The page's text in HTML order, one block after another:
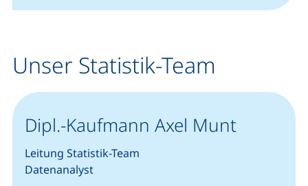
Unser Statistik-Team
Dipl.-Kaufmann Axel Munt
Leitung Statistik-Team
Datenanalyst